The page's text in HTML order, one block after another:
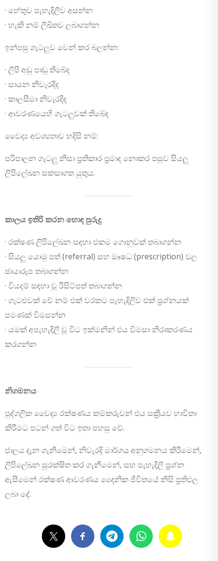
· හේතුව පැහැදිලිව අසන්න
· හැකි නම් ලිඛිතව ලබාගන්න
ඉන්පසු ගැටලුව වෙන් කර බලන්න:
· ලිපි අඩු පාඩු තිබේද
· සායන නිවැරදිද
· කාලසීමා නිවැරදිද
· ආවරණයෙහි ගැටලුවක් තිබේද
වෛද්‍ය අවශ්‍යතාව හදිසි නම්:
පරිපාලන ගැටලු නිසා ප්‍රතිකාර ප්‍රමාද නොකර පසුව සියලු
ලිපිලේඛන සකසාගත යුතුය.
කාලය ඉතිරි කරන හොඳ පුරුදු
· රක්ෂණ ලිපිලේඛන සඳහා එකම ගොනුවක් තබාගන්න
· සියලු යොමු පත් (referral) සහ ඖෂධ (prescription) වල
ඡායාරූප තබාගන්න
· වියදම් සඳහා වූ රිසිට්පත් තබාගන්න
· ගැටළුවක් වේ නම් එක් වරකට පැහැදිලිව එක් ප්‍රශ්නයක්
පමණක් විමසන්න
· යමක් අපැහැදිලි වූ විට ඉක්මනින් එය විමසා නිරාකරණය
කරගන්න
නිගමනය
පුද්ගලික වෛද්‍ය රක්ෂණය කම්කරුවන් එය සක්‍රීයව භාවිතා
කිරීමට පටන් ගත් විට ඉතා පහසු වේ.
ජාලය දැන ගැනීමෙන්, නිවැරදි මාර්ගය අනුගමනය කිරීමෙන්,
ලිපිලේඛන සුරක්ෂිත කර ගැනීමෙන්, සහ පැහැදිලි ප්‍රශ්න
ඇසීමෙන් රක්ෂණ ආවරණය දෛනික ජීවිතයේ නිසි ප්‍රතිඵල
ලබා දේ.